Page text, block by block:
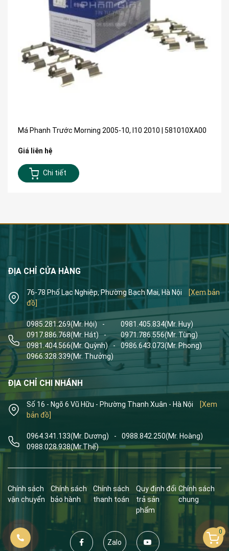
Má Phanh Trước Morning 2005-10, I10 2010 | 581010XA00
Giá liên hệ
Chi tiết
ĐỊA CHỈ CỬA HÀNG
76-78 Phố Lạc Nghiệp, Phường Bạch Mai, Hà Nội
[Xem bản
đồ]
0985.281.269(Mr. Hội) - 0981.405.834(Mr. Huy)
0917.886.768(Mr. Hát) - 0971.786.556(Mr. Tùng)
0981.404.566(Mr. Quỳnh) - 0986.643.073(Mr. Phong)
0966.328.339(Mr. Thưởng)
ĐỊA CHỈ CHI NHÁNH
Số 16 - Ngõ 6 Vũ Hữu - Phường Thanh Xuân - Hà Nội
[Xem
bản đồ]
0964.341.133(Mr. Dương) - 0988.842.250(Mr. Hoàng)
0988.028.938(Mr.Thế)
Chính sách
vận chuyển
Chính sách
bảo hành
Chính sách
thanh toán
Quy định đổi
trả sản
phẩm
Chính sách
chung
Zalo
0